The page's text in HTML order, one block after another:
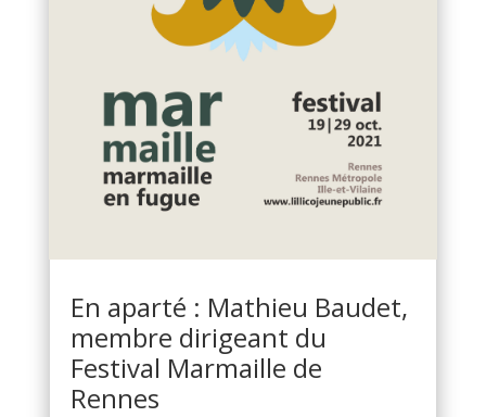
En aparté : Mathieu Baudet,
membre dirigeant du
Festival Marmaille de
Rennes